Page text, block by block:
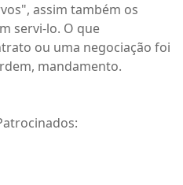
assim também os
servi-lo. O que
ou uma negociação foi
mandamento.